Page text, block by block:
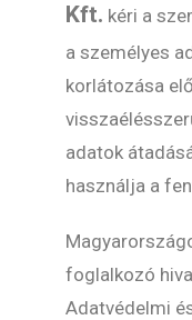
Kft. kéri a
a személyes
korlátozása
adatok
használja a
foglalkozó
Adatvédelmi